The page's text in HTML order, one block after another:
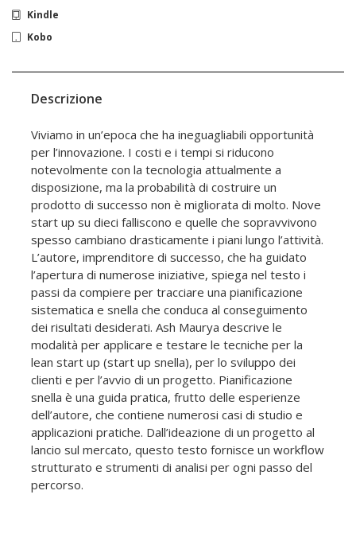
Kindle
Kobo
Descrizione
Viviamo in un’epoca che ha ineguagliabili opportunità
per l’innovazione. I costi e i tempi si riducono
notevolmente con la tecnologia attualmente a
disposizione, ma la probabilità di costruire un
prodotto di successo non è migliorata di molto. Nove
start up su dieci falliscono e quelle che sopravvivono
spesso cambiano drasticamente i piani lungo l’attività.
L’autore, imprenditore di successo, che ha guidato
l’apertura di numerose iniziative, spiega nel testo i
passi da compiere per tracciare una pianificazione
sistematica e snella che conduca al conseguimento
dei risultati desiderati. Ash Maurya descrive le
modalità per applicare e testare le tecniche per la
lean start up (start up snella), per lo sviluppo dei
clienti e per l’avvio di un progetto. Pianificazione
snella è una guida pratica, frutto delle esperienze
dell’autore, che contiene numerosi casi di studio e
applicazioni pratiche. Dall’ideazione di un progetto al
lancio sul mercato, questo testo fornisce un workflow
strutturato e strumenti di analisi per ogni passo del
percorso.